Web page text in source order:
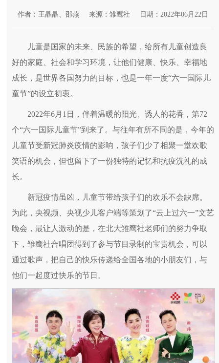
作者：王晶晶、邵燕 来源：雏鹰社 日期：2022年06月22日
儿童是国家的未来、民族的希望，给所有儿童创造良
好的家庭、社会和学习环境，让他们健康、快乐、幸福地
成长，是世界各国努力的目标，也是一年一度“六一国际儿
童节”的设立初衷。
2022年6月1日，伴着温暖的阳光、诱人的花香，第72
个“六一国际儿童节”到来了。与往年有所不同的是，今年的
儿童节受新冠肺炎疫情的影响，孩子们少了相聚一堂欢歌
笑语的机会，但也留下了一份独特的记忆和抗疫洗礼的成
长。
新冠疫情虽凶，儿童节带给孩子们的欢乐不会缺席。
为此，央视频、央视少儿客户端等策划了“云上过六一”文艺
晚会，最让人激动的是，在北大雏鹰社老师们的努力争取
下，雏鹰社合唱团得到了参与节目录制的宝贵机会，可以
通过歌声，把自己的快乐传递给全国各地的小朋友们，与
他们一起度过快乐的节日。